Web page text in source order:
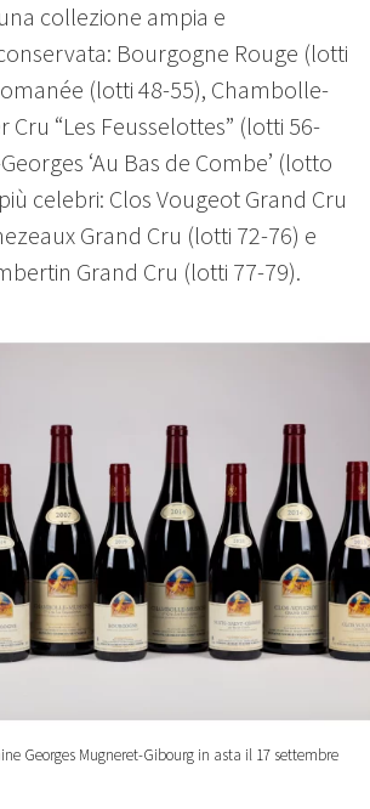
collezione ampia e
Bourgogne Rouge (lotti
(lotti 48-55), Chambolle-
Cru “Les Feusselottes” (lotti 56-
‘Au Bas de Combe’ (lotto
celebri: Clos Vougeot Grand Cru
Grand Cru (lotti 72-76) e
Grand Cru (lotti 77-79).
Georges Mugneret-Gibourg in asta il 17 settembre